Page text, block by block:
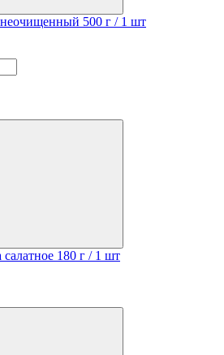
500 г / 1 шт
180 г / 1 шт